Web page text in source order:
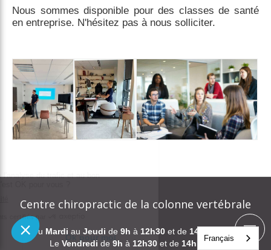
Nous sommes disponible pour des classes de santé
en entreprise. N'hésitez pas à nous solliciter.
Centre chiropractic de la colonne vertébrale
Du Mardi au Jeudi de 9h à 12h30 et de 14h
Le Vendredi de 9h à 12h30 et de 14h à 18h
Français